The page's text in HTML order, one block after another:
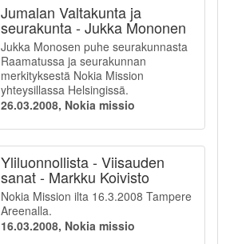
Jumalan Valtakunta ja
seurakunta - Jukka Mononen
Jukka Monosen puhe seurakunnasta
Raamatussa ja seurakunnan
merkityksestä Nokia Mission
yhteysillassa Helsingissä.
26.03.2008, Nokia missio
Yliluonnollista - Viisauden
sanat - Markku Koivisto
Nokia Mission ilta 16.3.2008 Tampere
Areenalla.
16.03.2008, Nokia missio